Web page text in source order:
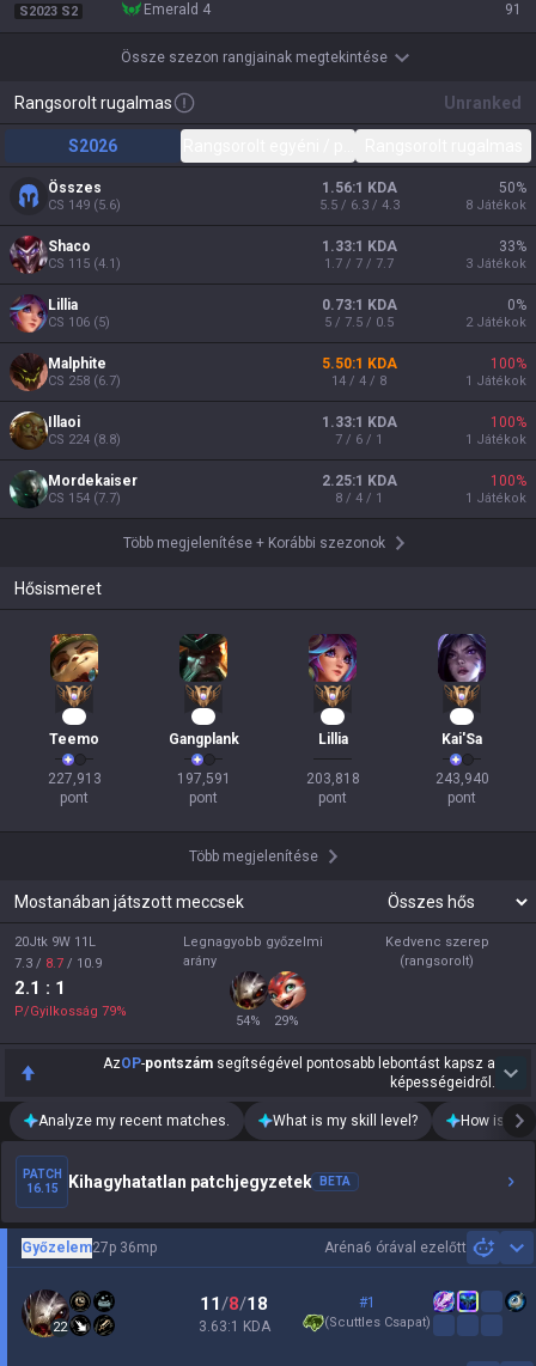
S2023 S2 emerald 4 91
Össze szezon rangjainak megtekintése
Rangsorolt rugalmas Unranked
S2026
Összes
CS 149 (5.6)
1.56:1 KDA
5.5 / 6.3 / 4.3
50%
8 Játékok
Shaco
CS 115 (4.1)
1.33:1 KDA
1.7 / 7 / 7.7
33%
3 Játékok
Lillia
CS 106 (5)
0.73:1 KDA
5 / 7.5 / 0.5
0%
2 Játékok
Malphite
CS 258 (6.7)
5.50:1 KDA
14 / 4 / 8
100%
1 Játékok
Illaoi
CS 224 (8.8)
1.33:1 KDA
7 / 6 / 1
100%
1 Játékok
Mordekaiser
CS 154 (7.7)
2.25:1 KDA
8 / 4 / 1
100%
1 Játékok
Több megjelenítése+ Korábbi szezonok
Hősismeret
Teemo
227,913
pont
Gangplank
197,591
pont
Lillia
203,818
pont
Kai'Sa
243,940
pont
Több megjelenítése
Mostanában játszott meccsek
20Jtk 9W 11L
7.3 / 8.7 / 10.9
2.1 : 1
P/Gyilkosság 79%
Legnagyobb győzelmi
arány
54% 29%
Kedvenc szerep
(rangsorolt)
AzOP-pontszám segítségével pontosabb lebontást kapsz a
képességeidről.
Analyze my recent matches. What is my skill level? How is my
PATCH
16.15
Kihagyhatatlan patchjegyzetek BETA
Aréna6 órával ezelőtt
Győzelem27p 36mp
22
11/8/18
3.63:1 KDA
#1
(Scuttles Csapat)